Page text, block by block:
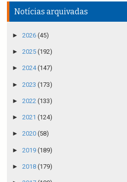
Notícias arquivadas
► 2026 (45)
► 2025 (192)
► 2024(147)
► 2023 (173)
► 2022 (133)
► 2021 (124)
► 2020 (58)
► 2019 (189)
► 2018 (179)